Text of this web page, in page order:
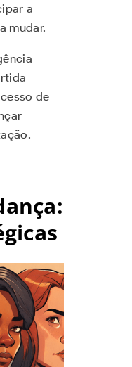
a
mudar.
de